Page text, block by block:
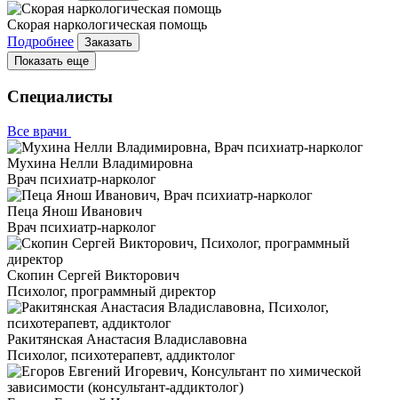
Скорая наркологическая помощь
Подробнее
Заказать
Показать еще
Специалисты
Все врачи
Мухина Нелли Владимировна
Врач психиатр-нарколог
Пеца Янош Иванович
Врач психиатр-нарколог
Скопин Сергей Викторович
Психолог, программный директор
Ракитянская Анастасия Владиславовна
Психолог, психотерапевт, аддиктолог